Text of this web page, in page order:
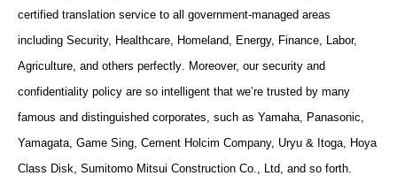
certified translation service to all government-managed areas
including Security, Healthcare, Homeland, Energy, Finance, Labor,
Agriculture, and others perfectly. Moreover, our security and
confidentiality policy are so intelligent that we’re trusted by many
famous and distinguished corporates, such as Yamaha, Panasonic,
Yamagata, Game Sing, Cement Holcim Company, Uryu & Itoga, Hoya
Class Disk, Sumitomo Mitsui Construction Co., Ltd, and so forth.